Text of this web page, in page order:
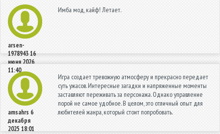
arsen-
197894316
июня 2026
11:40
Имба мод, кайф! Летает.
amsahrs 6
декабря
2025 18:01
Игра создает тревожную атмосферу и прекрасно передает
суть ужасов. Интересные загадки и напряженные моменты
заставляют переживать за персонажа. Однако управление
порой не самое удобное. В целом, это отличный опыт для
любителей жанра, который стоит попробовать.